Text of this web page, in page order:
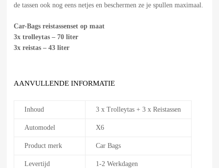
de tassen ook nog eens netjes en beschermen ze je spullen maximaal.
Car-Bags reistassenset op maat
3x trolleytas – 70 liter
3x reistas – 43 liter
AANVULLENDE INFORMATIE
Inhoud 3 x Trolleytas + 3 x Reistassen
Automodel X6
Product merk Car Bags
Levertijd 1-2 Werkdagen